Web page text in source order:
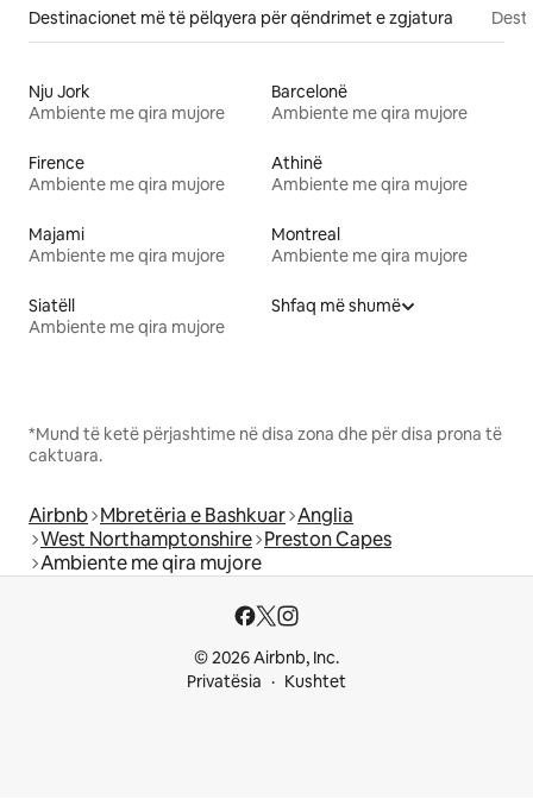
Destinacionet më të pëlqyera për qëndrimet e zgjatura
Nju Jork
Ambiente me qira mujore
Barcelonë
Ambiente me qira mujore
Firence
Ambiente me qira mujore
Athinë
Ambiente me qira mujore
Majami
Ambiente me qira mujore
Montreal
Ambiente me qira mujore
Siatëll
Ambiente me qira mujore
Shfaq më shumë
*Mund të ketë përjashtime në disa zona dhe për disa prona të
caktuara.
Airbnb Mbretëria e Bashkuar Anglia
West Northamptonshire Preston Capes
Ambiente me qira mujore
© 2026 Airbnb, Inc.
Privatësia
Kushtet